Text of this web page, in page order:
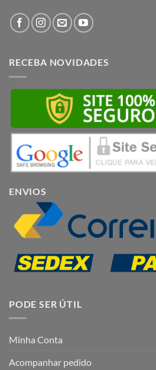
RECEBA NOVIDADES
ENVIOS
PODE SER ÚTIL
Minha Conta
Acompanhar pedido